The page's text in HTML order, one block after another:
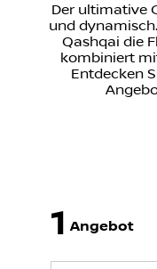
Der ultimative
und
Qashqai die
kombiniert
Entdecken
1 Angebot